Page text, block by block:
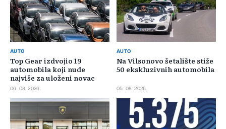
AUTO
Top Gear izdvojio 19
automobila koji nude
najviše za uloženi novac
06. 08. 2026.
AUTO
Na Vilsonovo šetalište stiže
50 ekskluzivnih automobila
05. 08. 2026.